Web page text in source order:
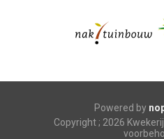
Powered by
Copyright ; 2026